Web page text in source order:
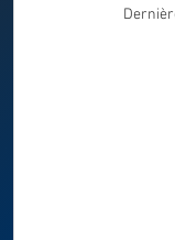
miss france 2026